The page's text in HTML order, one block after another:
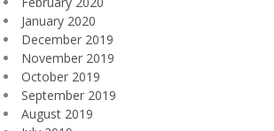
January 2020
December 2019
November 2019
October 2019
September 2019
August 2019